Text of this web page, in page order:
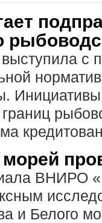
с
ВНИРО
и Белого